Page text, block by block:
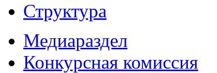
Структура
Медиараздел
Конкурсная комиссия